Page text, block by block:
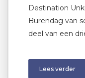
Destination
Burendag van
deel van een
Lees verder